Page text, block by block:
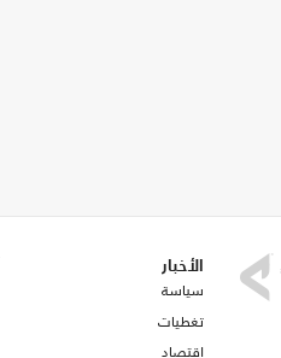
الأخبار
سياسة
تغطيات
اقتصاد